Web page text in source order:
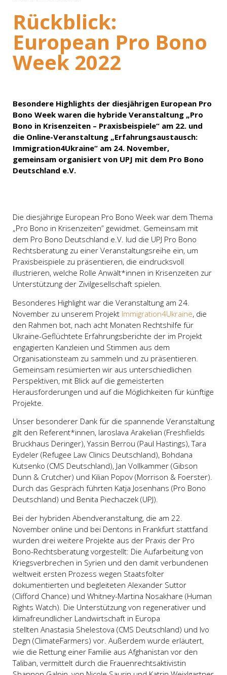
Rückblick:
European Pro Bono
Week 2022
Besondere Highlights der diesjährigen European Pro
Bono Week waren die hybride Veranstaltung „Pro
Bono in Krisenzeiten – Praxisbeispiele“ am 22. und
die Online-Veranstaltung „Erfahrungsaustausch:
Immigration4Ukraine“ am 24. November,
gemeinsam organisiert von UPJ mit dem Pro Bono
Deutschland e.V.
Die diesjährige European Pro Bono Week war dem Thema
„Pro Bono in Krisenzeiten” gewidmet. Gemeinsam mit
dem Pro Bono Deutschland e.V. lud die UPJ Pro Bono
Rechtsberatung zu einer Veranstaltungsreihe ein, um
Praxisbeispiele zu präsentieren, die eindrucksvoll
illustrieren, welche Rolle Anwält*innen in Krisenzeiten zur
Unterstützung der Zivilgesellschaft spielen.
Besonderes Highlight war die Veranstaltung am 24.
November zu unserem Projekt Immigration4Ukraine, die
den Rahmen bot, nach acht Monaten Rechtshilfe für
Ukraine-Geflüchtete Erfahrungsberichte der im Projekt
engagierten Kanzleien und Stimmen aus dem
Organisationsteam zu sammeln und zu präsentieren.
Gemeinsam resümierten wir aus unterschiedlichen
Perspektiven, mit Blick auf die gemeisterten
Herausforderungen und auf die Möglichkeiten für künftige
Projekte.
Unser besonderer Dank für die spannende Veranstaltung
gilt den Referent*innen, Iaroslava Arakelian (Freshfields
Bruckhaus Deringer),Yassin Berrou (Paul Hastings), Tara
Eydeler (Refugee Law Clinics Deutschland), Bohdana
Kutsenko (CMS Deutschland), Jan Vollkammer (Gibson
Dunn & Crutcher) und Kilian Popov (Morrison & Foerster).
Durch das Gespräch führten Katja Josenhans (Pro Bono
Deutschland) und Benita Piechaczek (UPJ).
Bei der hybriden Abendveranstaltung, die am 22.
November online und bei Dentons in Frankfurt stattfand
wurden drei weitere Projekte aus der Praxis der Pro
Bono-Rechtsberatung vorgestellt: Die Aufarbeitung von
Kriegsverbrechen in Syrien und den damit verbundenen
weltweit ersten Prozess wegen Staatsfolter
dokumentierten und begleiteten Alexander Suttor
(Clifford Chance) und Whitney-Martina Nosakhare (Human
Rights Watch). Die Unterstützung von regenerativer und
klimafreundlicher Landwirtschaft in Europa
stellten Anastasia Shelestova (CMS Deutschland) und Ivo
Degn (ClimateFarmers) vor. Außerdem wurde erläutert,
wie die Rettung einer Familie aus Afghanistan vor den
Taliban, vermittelt durch die Frauenrechtsaktivistin